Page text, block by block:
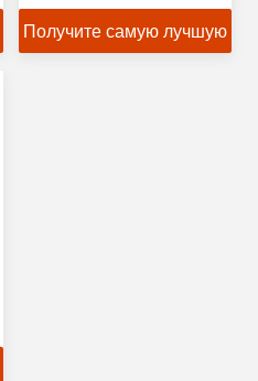
месяца стойкости
гарантии высокой
Получите самую лучшую